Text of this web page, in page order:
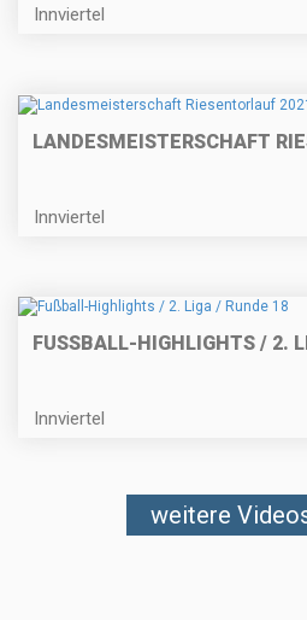
Innviertel
LANDESMEISTERSCHAFT
Innviertel
FUSSBALL-HIGHLIGHTS / 2.
Innviertel
weitere